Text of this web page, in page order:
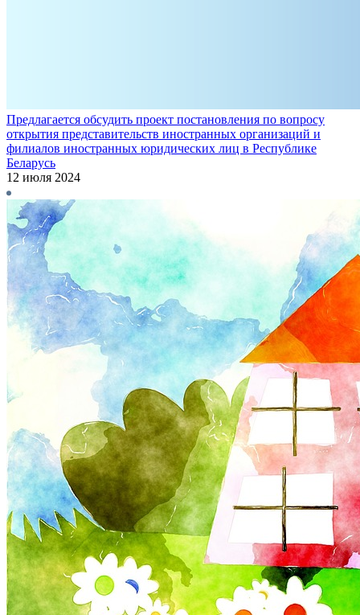
Предлагается обсудить проект постановления по вопросу
открытия представительств иностранных организаций и
филиалов иностранных юридических лиц в Республике
Беларусь
12 июля 2024